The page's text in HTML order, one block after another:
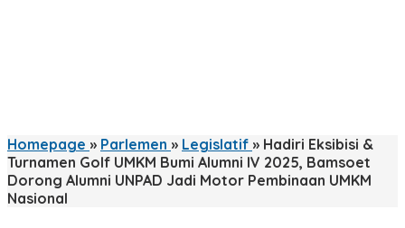
Homepage » Parlemen » Legislatif » Hadiri Eksibisi &
Turnamen Golf UMKM Bumi Alumni IV 2025, Bamsoet
Dorong Alumni UNPAD Jadi Motor Pembinaan UMKM
Nasional